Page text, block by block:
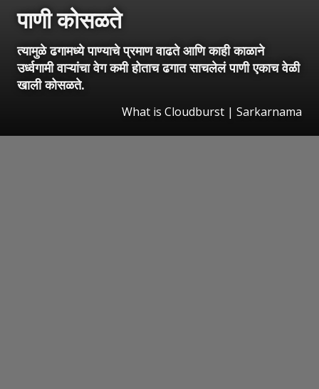
पाणी कोसळते
त्यामुळे ढगामध्ये पाण्याचे प्रमाण वाढते आणि काही काळाने
उर्ध्वगामी वाऱ्यांचा वेग कमी होताच ढगात साचलेलं पाणी एकाच वेळी
खाली कोसळते.
What is Cloudburst | Sarkarnama